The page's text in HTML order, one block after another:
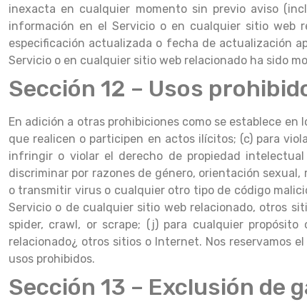
inexacta en cualquier momento sin previo aviso
información en el Servicio o en cualquier sitio web
especificación actualizada o fecha de actualización
Servicio o en cualquier sitio web relacionado ha sido
Sección 12 – Usos
En adición a otras prohibiciones como se establece
que realicen o participen en actos ilícitos; (c) para
infringir o violar el derecho de propiedad
discriminar por razones de género, orientación
o transmitir virus o cualquier otro tipo de código
Servicio o de cualquier sitio web relacionado, otros
spider, crawl, or scrape; (j) para cualquier
relacionado¿ otros sitios o Internet. Nos reservamos
usos prohibidos.
Sección 13 – Exclusión de